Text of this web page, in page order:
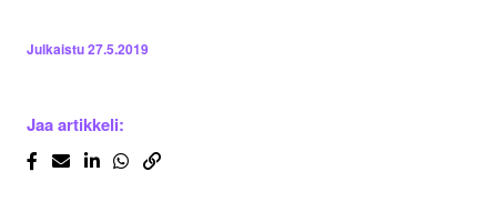
Julkaistu27.5.2019
Jaa artikkeli: